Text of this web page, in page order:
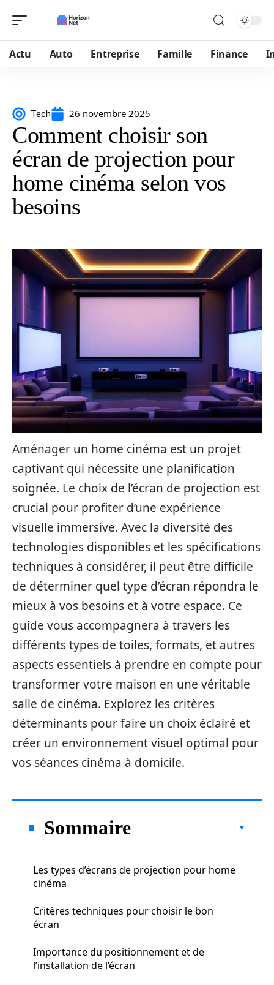
Actu Auto Entreprise Famille Finance
Tech 26 novembre 2025
Comment choisir son
écran de projection pour
home cinéma selon vos
besoins
Aménager un home cinéma est un projet
captivant qui nécessite une planification
soignée. Le choix de l’écran de projection est
crucial pour profiter d’une expérience
visuelle immersive. Avec la diversité des
technologies disponibles et les spécifications
techniques à considérer, il peut être difficile
de déterminer quel type d’écran répondra le
mieux à vos besoins et à votre espace. Ce
guide vous accompagnera à travers les
différents types de toiles, formats, et autres
aspects essentiels à prendre en compte pour
transformer votre maison en une véritable
salle de cinéma. Explorez les critères
déterminants pour faire un choix éclairé et
créer un environnement visuel optimal pour
vos séances cinéma à domicile.
Sommaire
Les types d’écrans de projection pour home
cinéma
Critères techniques pour choisir le bon
écran
Importance du positionnement et de
l’installation de l’écran